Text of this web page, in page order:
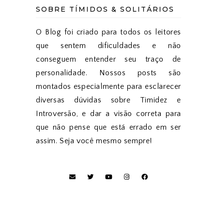
SOBRE TÍMIDOS & SOLITÁRIOS
O Blog foi criado para todos os leitores
que sentem dificuldades e não
conseguem entender seu traço de
personalidade. Nossos posts são
montados especialmente para esclarecer
diversas dúvidas sobre Timidez e
Introversão, e dar a visão correta para
que não pense que está errado em ser
assim. Seja você mesmo sempre!